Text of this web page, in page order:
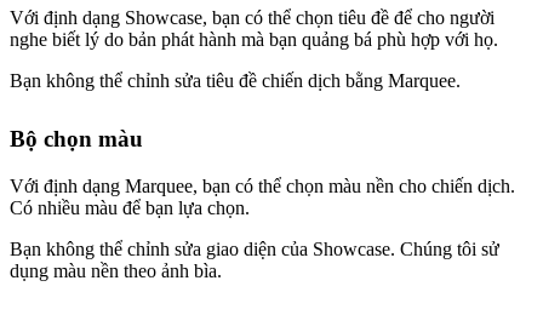
Với định dạng Showcase, bạn có thể chọn tiêu đề để cho người
nghe biết lý do bản phát hành mà bạn quảng bá phù hợp với họ.
Bạn không thể chỉnh sửa tiêu đề chiến dịch bằng Marquee.
Bộ chọn màu
Với định dạng Marquee, bạn có thể chọn màu nền cho chiến dịch.
Có nhiều màu để bạn lựa chọn.
Bạn không thể chỉnh sửa giao diện của Showcase. Chúng tôi sử
dụng màu nền theo ảnh bìa.